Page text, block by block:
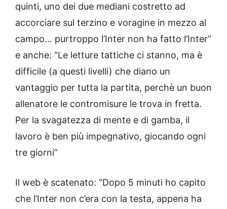
quinti, uno dei due mediani costretto ad
accorciare sul terzino e voragine in mezzo al
campo… purtroppo l’Inter non ha fatto l’Inter”
e anche: “Le letture tattiche ci stanno, ma è
difficile (a questi livelli) che diano un
vantaggio per tutta la partita, perchè un buon
allenatore le contromisure le trova in fretta.
Per la svagatezza di mente e di gamba, il
lavoro è ben più impegnativo, giocando ogni
tre giorni”
Il web è scatenato: “Dopo 5 minuti ho capito
che l’Inter non c’era con la testa, appena ha